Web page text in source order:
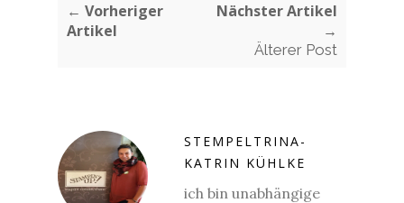
← Vorheriger
Artikel
Nächster Artikel
→
Älterer Post
STEMPELTRINA-
KATRIN KÜHLKE
ich bin unabhängige